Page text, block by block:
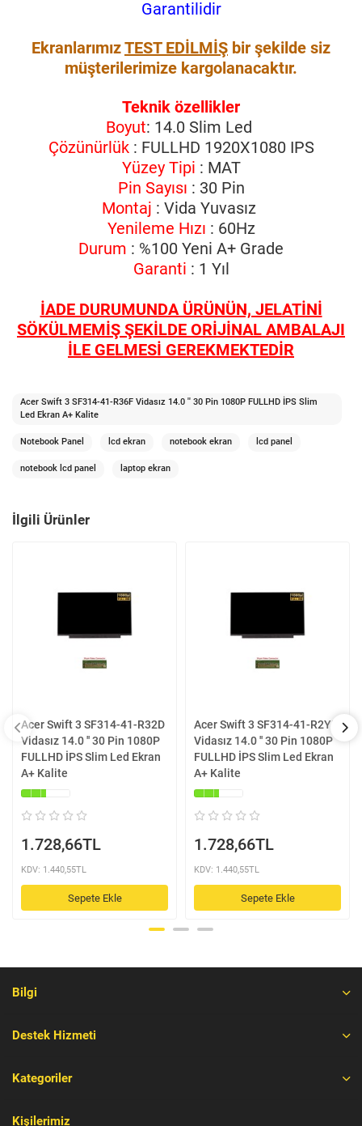
Garantilidir
EkranlarımızTEST EDİLMİŞ bir şekilde siz
müşterilerimize kargolanacaktır.
Teknik özellikler
Boyut: 14.0 Slim Led
Çözünürlük: FULLHD 1920X1080 IPS
Yüzey Tipi : MAT
Pin Sayısı : 30 Pin
Montaj : Vida Yuvasız
Yenileme Hızı : 60Hz
Durum : %100 Yeni A+ Grade
Garanti : 1 Yıl
İADE DURUMUNDA ÜRÜNÜN, JELATİNİ
SÖKÜLMEMİŞ ŞEKİLDE ORİJİNAL AMBALAJI
İLE GELMESİ GEREKMEKTEDİR
Acer Swift 3 SF314-41-R36F Vidasız 14.0 '' 30 Pin 1080P FULLHD İPS Slim
Led Ekran A+ Kalite
Notebook Panel lcd ekran notebook ekran lcd panel
notebook lcd panel laptop ekran
İlgili Ürünler
Acer Swift 3 SF314-41-R32D
Vidasız 14.0 '' 30 Pin 1080P
FULLHD İPS Slim Led Ekran
A+ Kalite
1.728,66TL
KDV: 1.440,55TL
Sepete Ekle
Acer Swift 3 SF314-41-R2YE
Vidasız 14.0 '' 30 Pin 1080P
FULLHD İPS Slim Led Ekran
A+ Kalite
1.728,66TL
KDV: 1.440,55TL
Sepete Ekle
Bilgi
Destek Hizmeti
Kategoriler
Kişilerimiz